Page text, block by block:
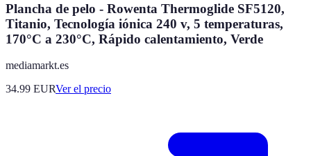
Plancha de pelo - Rowenta Thermoglide SF5120,
Titanio, Tecnología iónica 240 v, 5 temperaturas,
170°C a 230°C, Rápido calentamiento, Verde
mediamarkt.es
34.99 EURVer el precio